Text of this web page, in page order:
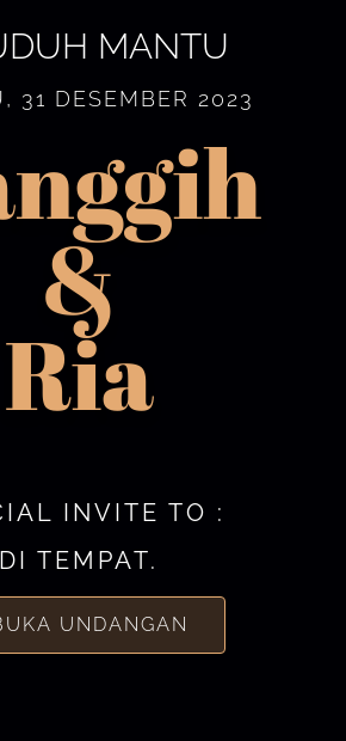
MANTU
31 DESEMBER 2023
&
Ria
INVITE TO :
DI TEMPAT.
UNDANGAN